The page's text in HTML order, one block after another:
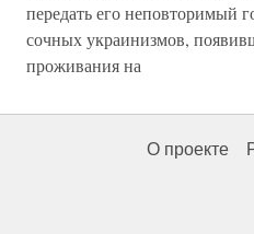
передать его неповторимый
сочных украинизмов,
проживания на
О проекте